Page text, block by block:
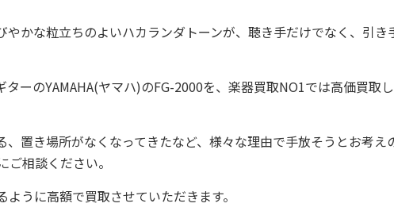
かな粒立ちのよいハカランダトーンが、聴き手だけでなく、引き
ーのYAMAHA(ヤマハ)のFG-2000を、楽器買取NO1では高価買取
置き場所がなくなってきたなど、様々な理由で手放そうとお考え
相談ください。
うに高額で買取させていただきます。